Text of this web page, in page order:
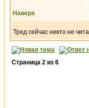
Наверх
Тред сейчас никто не
Страница 2 из 6